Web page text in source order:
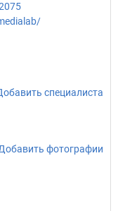
специалиста
фотографии